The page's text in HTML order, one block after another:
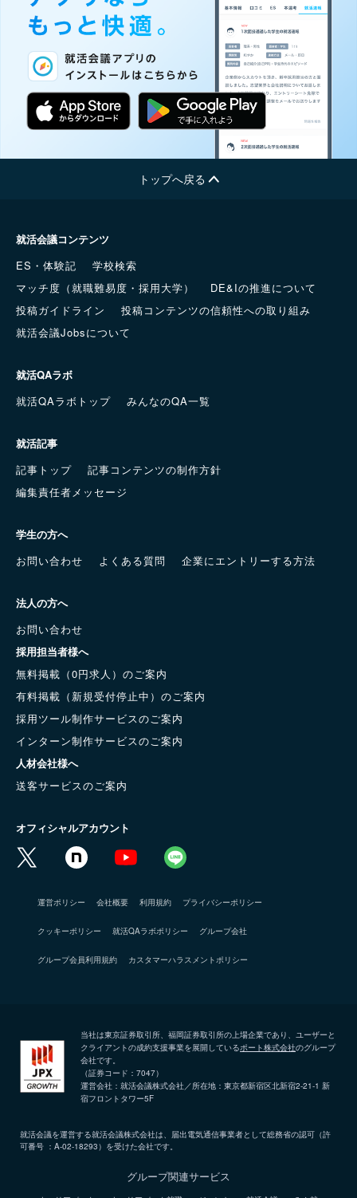
トップへ戻る
就活会議コンテンツ
ES・体験記
学校検索
マッチ度（就職難易度・採用大学）
DE&Iの推進について
投稿ガイドライン
投稿コンテンツの信頼性への取り組み
就活会議Jobsについて
就活QAラボ
就活QAラボトップ
みんなのQA一覧
就活記事
記事トップ
記事コンテンツの制作方針
編集責任者メッセージ
学生の方へ
お問い合わせ
よくある質問 企業にエントリーする方法
法人の方へ
お問い合わせ
採用担当者様へ
無料掲載（0円求人）のご案内
有料掲載（新規受付停止中）のご案内
採用ツール制作サービスのご案内
インターン制作サービスのご案内
人材会社様へ
送客サービスのご案内
オフィシャルアカウント
運営ポリシー 会社概要 利用規約 プライバシーポリシー
クッキーポリシー 就活QAラボポリシー グループ会社
グループ会員利用規約 カスタマーハラスメントポリシー
当社は東京証券取引所、福岡証券取引所の上場企業であり、ユーザーと
クライアントの成約支援事業を展開しているポート株式会社のグループ
会社です。
（証券コード：7047）
運営会社：就活会議株式会社／所在地：東京都新宿区北新宿2-21-1 新
宿フロントタワー5F
就活会議を運営する就活会議株式会社は、届出電気通信事業者として総務省の認可（許
可番号 ：A-02-18293）を受けた会社です。